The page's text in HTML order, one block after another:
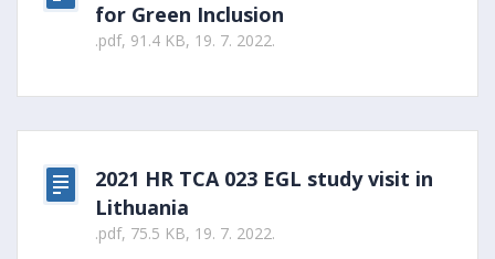
for Green Inclusion
.pdf, 91.4 KB, 19. 7. 2022.
2021 HR TCA 023 EGL study visit in
Lithuania
.pdf, 75.5 KB, 19. 7. 2022.